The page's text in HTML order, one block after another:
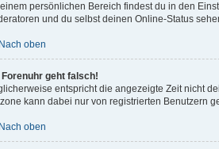
persönlichen Bereich findest du in den
und du selbst deinen Online-Status
Nach oben
Forenuhr geht falsch!
entspricht die angezeigte Zeit nicht
kann dabei nur von registrierten Benutzern
Nach oben